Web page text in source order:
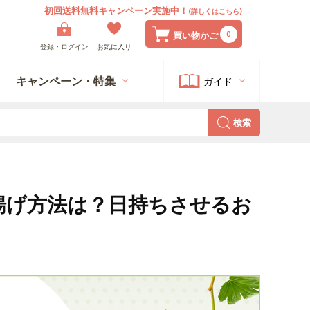
登録・ログイン お気に入り
初回送料無料キャンペーン実施中！ (詳しくはこちら)
買い物かご 0
キャンペーン・特集 ガイド
検索
方法は？日持ちさせるお